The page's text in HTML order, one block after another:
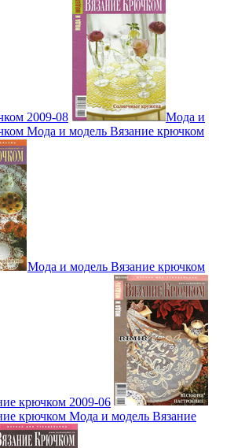
2009-08
Мода и
Мода и модель Вязание крючком
Мода и модель Вязание крючком
крючком 2009-06
крючком Мода и модель Вязание